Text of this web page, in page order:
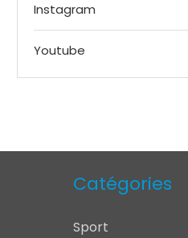
Instagram
Youtube
Catégories
Sport